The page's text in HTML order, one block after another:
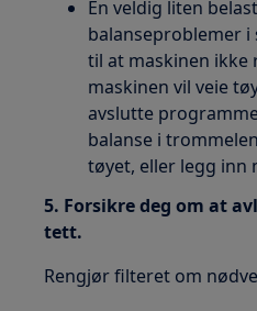
En veldig liten
balanseproblemer
til at maskinen ikke
maskinen vil veie
avslutte
balanse i
tøyet, eller legg inn
5. Forsikre deg om at
tett.
Rengjør filteret om